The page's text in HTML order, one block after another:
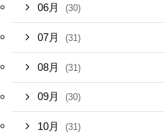
06月 (30)
07月 (31)
08月 (31)
09月 (30)
10月 (31)